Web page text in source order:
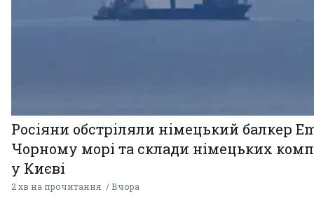
Росіяни обстріляли німецький балкер
Чорному морі та склади німецьких
у Києві
2 хв на прочитання Вчора